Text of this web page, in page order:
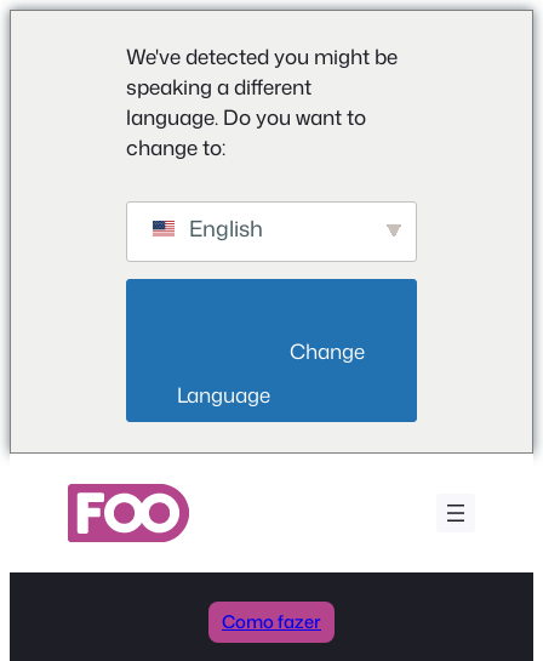
We've detected you might be
speaking a different
language. Do you want to
change to:
English
Language
Como fazer